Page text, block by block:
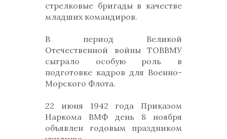
стрелковые бригады в качестве
младших командиров.
В период Великой
Отечественной войны ТОВВМУ
сыграло особую роль в
подготовке кадров для Военно-
Морского Флота.
22 июня 1942 года Приказом
Наркома ВМФ день 8 ноября
объявлен годовым праздником